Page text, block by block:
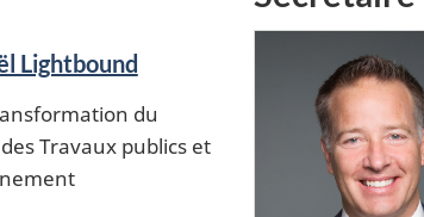
Lightbound
du
Travaux publics et